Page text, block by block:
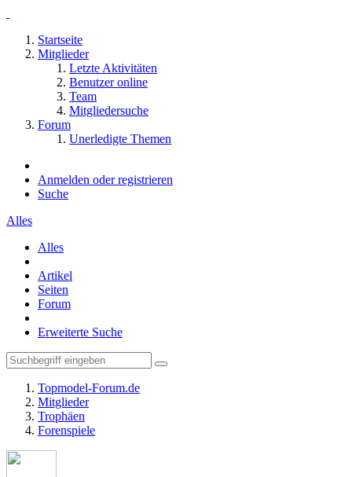
Startseite
Mitglieder
Letzte Aktivitäten
Benutzer online
Team
Mitgliedersuche
Forum
Unerledigte Themen
Anmelden oder registrieren
Suche
Alles
Alles
Artikel
Seiten
Forum
Erweiterte Suche
Topmodel-Forum.de
Mitglieder
Trophäen
Forenspiele